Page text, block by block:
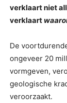
verklaart niet
verklaart
De
ongeveer 20
vormgeven,
geologische
veroorzaakt.